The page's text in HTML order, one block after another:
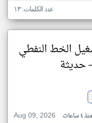
عدد الكلمات: ١٣
الخط النفطي
حديثة
Aug 09, 2026
منذ ٤ ساعات